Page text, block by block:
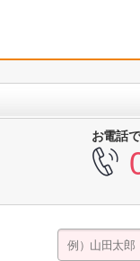
お電話